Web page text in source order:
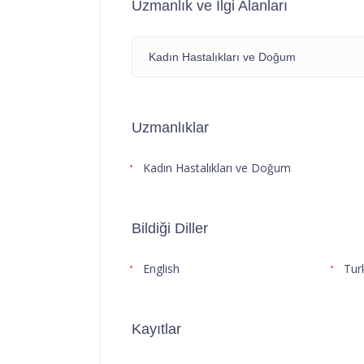
Uzmanlık ve İlgi Alanları
Kadın Hastalıkları ve Doğum
Uzmanlıklar
Kadın Hastalıkları ve Doğum
Bildiği Diller
English
Kayıtlar